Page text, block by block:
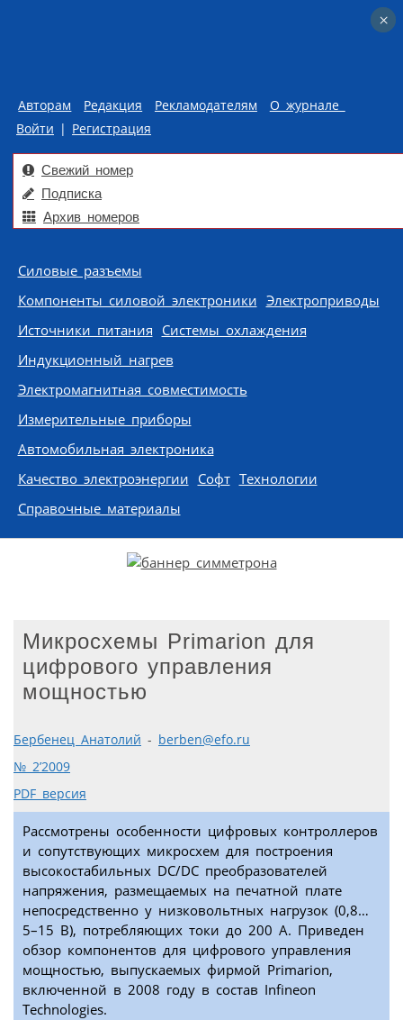
Авторам Редакция Рекламодателям
О журнале
Войти | Регистрация
Свежий номер
Подписка
Архив номеров
Skip to content
Силовые разъемы
Компоненты силовой электроники Электроприводы
Источники питания Системы охлаждения
Индукционный нагрев
Электромагнитная совместимость
Измерительные приборы
Автомобильная электроника
Качество электроэнергии Софт Технологии
Справочные материалы
Микросхемы Primarion для
цифрового управления
мощностью
Бербенец Анатолий - berben@efo.ru
№ 2’2009
PDF версия
Рассмотрены особенности цифровых контроллеров
и сопутствующих микросхем для построения
высокостабильных DC/DC преобразователей
напряжения, размещаемых на печатной плате
непосредственно у низковольтных нагрузок (0,8…
5–15 В), потребляющих токи до 200 А. Приведен
обзор компонентов для цифрового управления
мощностью, выпускаемых фирмой Primarion,
включенной в 2008 году в состав Infineon
Technologies.
×
×